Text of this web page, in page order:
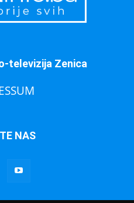
televizija Zenica
NAS